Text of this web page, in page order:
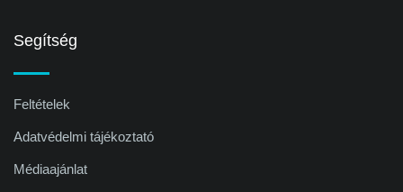
Segítség
Feltételek
Adatvédelmi tájékoztató
Médiaajánlat